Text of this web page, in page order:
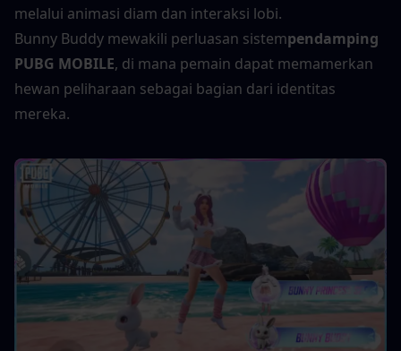
melalui animasi diam dan interaksi lobi.
Bunny Buddy mewakili perluasan sistempendamping
PUBG MOBILE, di mana pemain dapat memamerkan
hewan peliharaan sebagai bagian dari identitas
mereka.